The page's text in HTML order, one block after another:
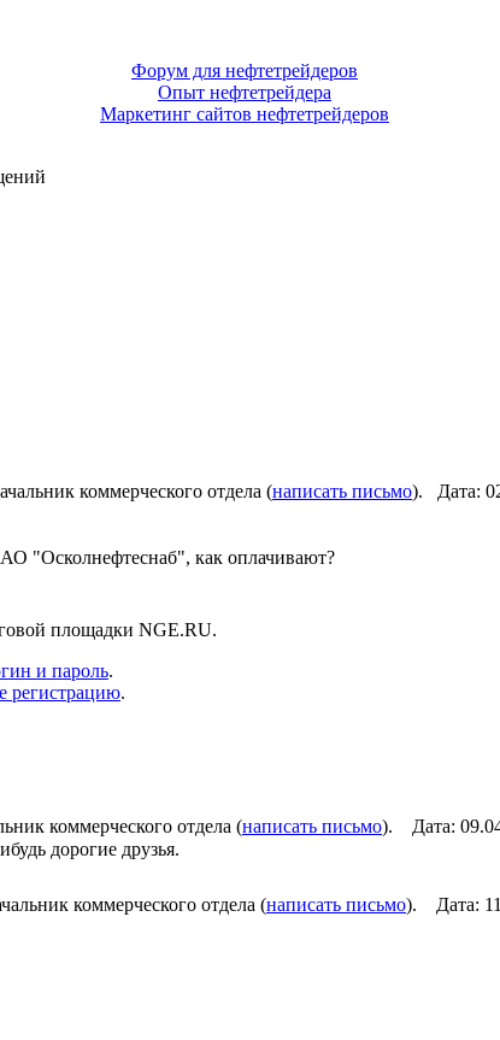
Форум для нефтетрейдеров
Опыт нефтетрейдера
Маркетинг сайтов нефтетрейдеров
коммерческого отдела (написать письмо). Дата:
"Осколнефтеснаб", как оплачивают?
площадки NGE.RU.
и пароль.
регистрацию.
коммерческого отдела (написать письмо). Дата:
дорогие друзья.
коммерческого отдела (написать письмо). Дата: